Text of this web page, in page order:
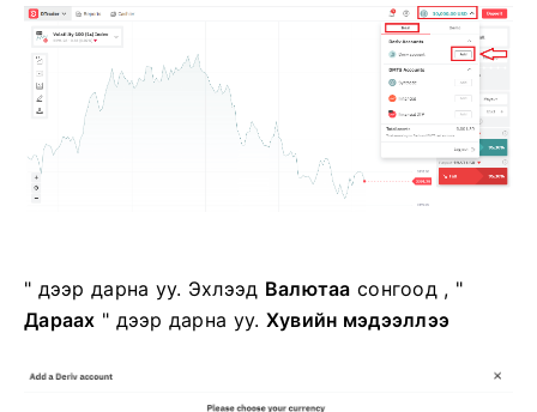
" дээр дарна уу. Эхлээд Валютаа сонгоод , "
Дараах " дээр дарна уу. Хувийн мэдээллээ